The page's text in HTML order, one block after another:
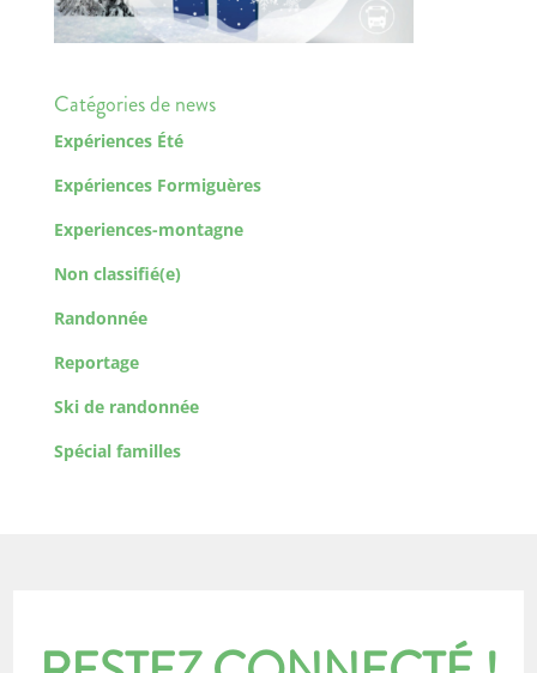
Catégories de news
Expériences Été
Expériences Formiguères
Experiences-montagne
Non classifié(e)
Randonnée
Reportage
Ski de randonnée
Spécial familles